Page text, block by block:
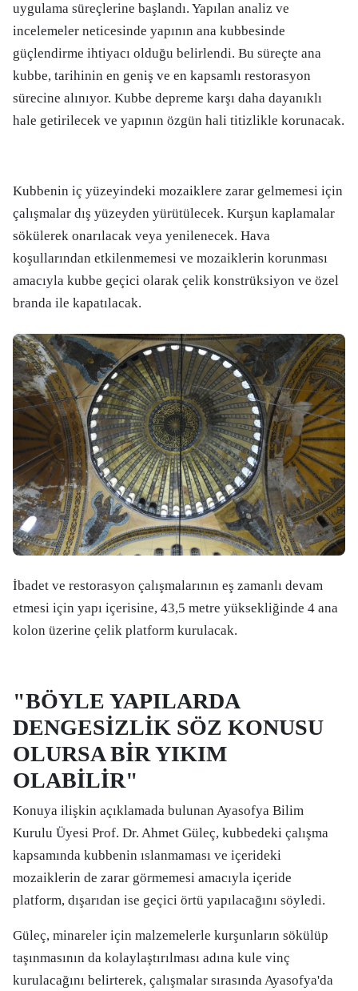
uygulama süreçlerine başlandı. Yapılan analiz ve
incelemeler neticesinde yapının ana kubbesinde
güçlendirme ihtiyacı olduğu belirlendi. Bu süreçte ana
kubbe, tarihinin en geniş ve en kapsamlı restorasyon
sürecine alınıyor. Kubbe depreme karşı daha dayanıklı
hale getirilecek ve yapının özgün hali titizlikle korunacak.
Kubbenin iç yüzeyindeki mozaiklere zarar gelmemesi için
çalışmalar dış yüzeyden yürütülecek. Kurşun kaplamalar
sökülerek onarılacak veya yenilenecek. Hava
koşullarından etkilenmemesi ve mozaiklerin korunması
amacıyla kubbe geçici olarak çelik konstrüksiyon ve özel
branda ile kapatılacak.
İbadet ve restorasyon çalışmalarının eş zamanlı devam
etmesi için yapı içerisine, 43,5 metre yüksekliğinde 4 ana
kolon üzerine çelik platform kurulacak.
"BÖYLE YAPILARDA
DENGESİZLİK SÖZ KONUSU
OLURSA BİR YIKIM
OLABİLİR"
Konuya ilişkin açıklamada bulunan Ayasofya Bilim
Kurulu Üyesi Prof. Dr. Ahmet Güleç, kubbedeki çalışma
kapsamında kubbenin ıslanmaması ve içerideki
mozaiklerin de zarar görmemesi amacıyla içeride
platform, dışarıdan ise geçici örtü yapılacağını söyledi.
Güleç, minareler için malzemelerle kurşunların sökülüp
taşınmasının da kolaylaştırılması adına kule vinç
kurulacağını belirterek, çalışmalar sırasında Ayasofya'da